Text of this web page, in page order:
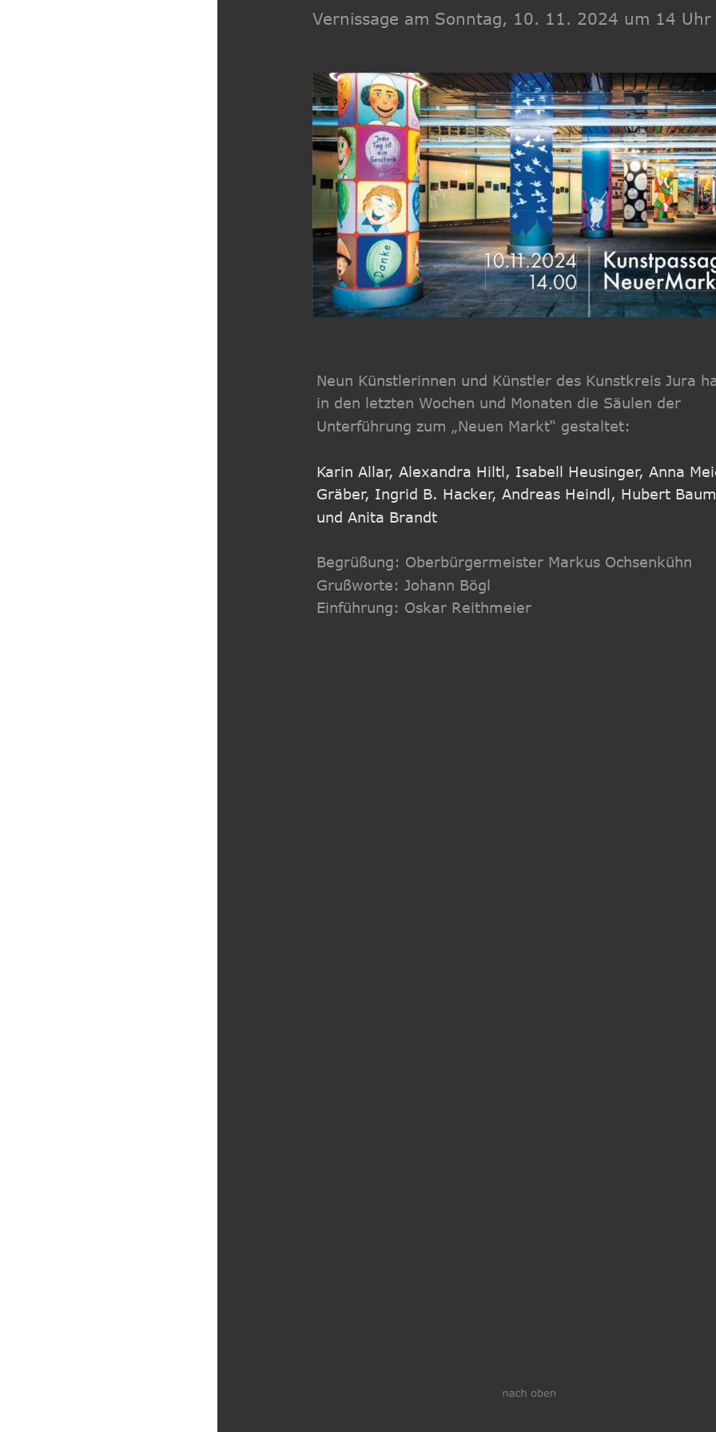
Vernissage am Sonntag, 10. 11. 2024 um 14 Uhr
Neun Künstlerinnen und Künstler des Kunstkreis Jura
in den letzten Wochen und Monaten die Säulen der
Unterführung zum „Neuen Markt“ gestaltet:
Karin Allar, Alexandra Hiltl, Isabell Heusinger, Anna
Gräber, Ingrid B. Hacker, Andreas Heindl, Hubert
und Anita Brandt
Begrüßung: Oberbürgermeister Markus Ochsenkühn
Grußworte: Johann Bögl
Einführung: Oskar Reithmeier